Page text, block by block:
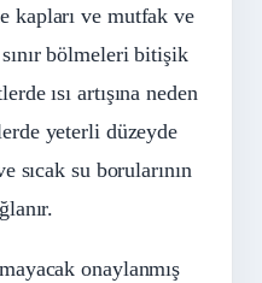
kapları ve mutfak ve
bölmeleri bitişik
ısı artışına neden
yeterli düzeyde
sıcak su borularının
onaylanmış